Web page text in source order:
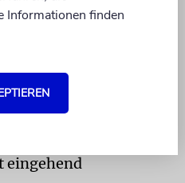
sei auf
eingehend
Informationen finden